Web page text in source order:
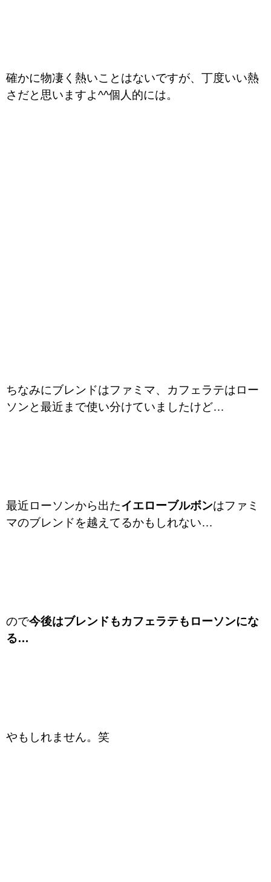
確かに物凄く熱いことはないですが、丁度いい熱
さだと思いますよ^^個人的には。
ちなみにブレンドはファミマ、カフェラテはロー
ソンと最近まで使い分けていましたけど…
最近ローソンから出たイエローブルボンはファミ
マのブレンドを越えてるかもしれない…
ので今後はブレンドもカフェラテもローソンにな
る…
やもしれません。笑